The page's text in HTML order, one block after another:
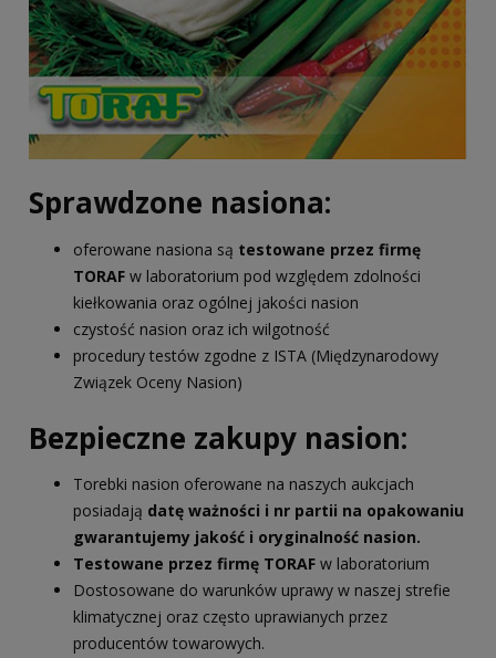
Sprawdzone nasiona:
oferowane nasiona są testowane przez firmę
TORAF w laboratorium pod względem zdolności
kiełkowania oraz ogólnej jakości nasion
czystość nasion oraz ich wilgotność
procedury testów zgodne z ISTA (Międzynarodowy
Związek Oceny Nasion)
Bezpieczne zakupy nasion:
Torebki nasion oferowane na naszych aukcjach
posiadają datę ważności i nr partii na opakowaniu
gwarantujemy jakość i oryginalność nasion.
Testowane przez firmę TORAF w laboratorium
Dostosowane do warunków uprawy w naszej strefie
klimatycznej oraz często uprawianych przez
producentów towarowych.